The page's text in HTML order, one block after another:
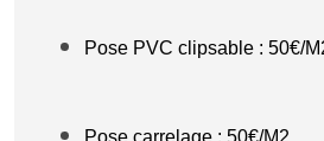
Pose PVC clipsable : 50€/